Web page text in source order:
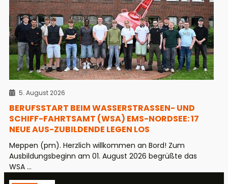
5. August 2026
BERUFSSTART BEIM WASSERSTRASSEN- UND S
CHIFF-FAHRTSAMT (WSA) EMS-NORDSEE: 17 N
EUE AUS-ZUBILDENDE LEGEN LOS
Meppen (pm). Herzlich willkommen an Bord! Zum
Ausbildungsbeginn am 01. August 2026 begrüßte das
WSA ...